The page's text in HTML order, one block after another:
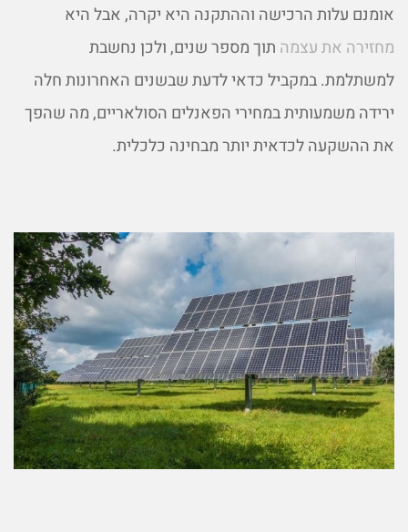
אומנם עלות הרכישה וההתקנה היא יקרה, אבל היא
מחזירה את עצמה תוך מספר שנים, ולכן נחשבת
למשתלמת. במקביל כדאי לדעת שבשנים האחרונות חלה
ירידה משמעותית במחירי הפאנלים הסולאריים, מה שהפך
את ההשקעה לכדאית יותר מבחינה כלכלית.